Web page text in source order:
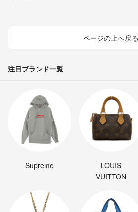
ページの上へ戻る
注目ブランド一覧
Supreme
LOUIS
VUITTON